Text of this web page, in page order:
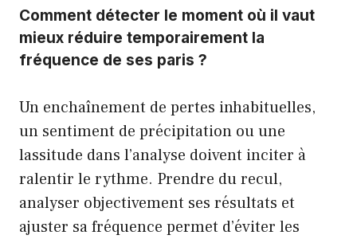
Comment détecter le moment où il vaut
mieux réduire temporairement la
fréquence de ses paris ?
Un enchaînement de pertes inhabituelles,
un sentiment de précipitation ou une
lassitude dans l’analyse doivent inciter à
ralentir le rythme. Prendre du recul,
analyser objectivement ses résultats et
ajuster sa fréquence permet d’éviter les